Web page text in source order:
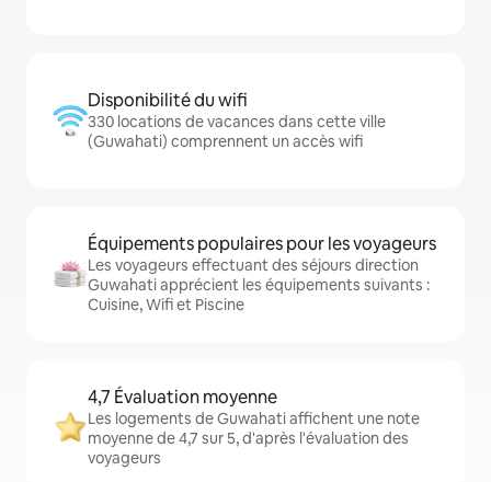
Disponibilité du wifi
330 locations de vacances dans cette ville
(Guwahati) comprennent un accès wifi
Équipements populaires pour les voyageurs
Les voyageurs effectuant des séjours direction
Guwahati apprécient les équipements suivants :
Cuisine, Wifi et Piscine
4,7 Évaluation moyenne
Les logements de Guwahati affichent une note
moyenne de 4,7 sur 5, d'après l'évaluation des
voyageurs